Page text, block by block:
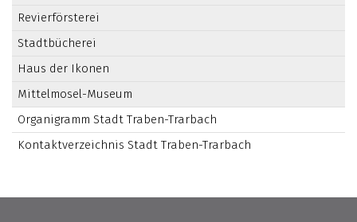
Revierförsterei
Stadtbücherei
Haus der Ikonen
Mittelmosel-Museum
Organigramm Stadt Traben-Trarbach
Kontaktverzeichnis Stadt Traben-Trarbach